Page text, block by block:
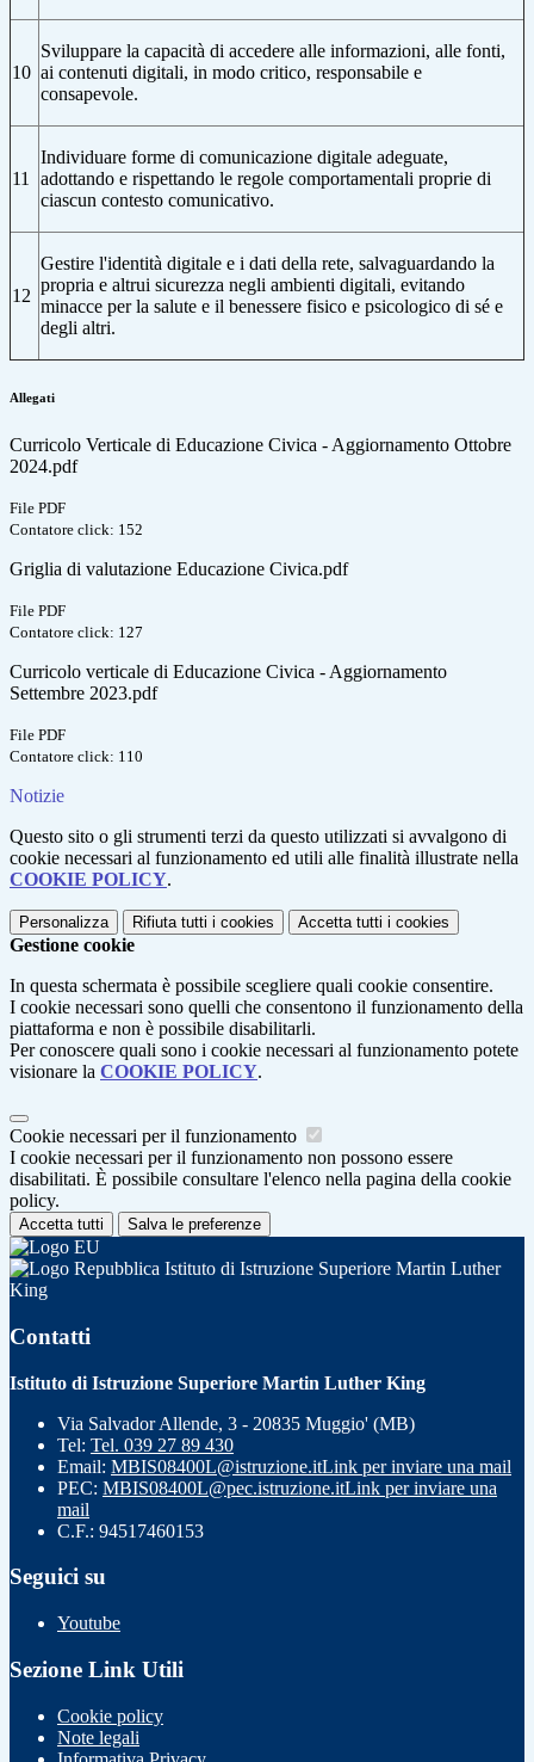
10
Sviluppare la capacità di accedere alle informazioni, alle fonti,
ai contenuti digitali, in modo critico, responsabile e
consapevole.
11
Individuare forme di comunicazione digitale adeguate,
adottando e rispettando le regole comportamentali proprie di
ciascun contesto comunicativo.
12
Gestire l'identità digitale e i dati della rete, salvaguardando la
propria e altrui sicurezza negli ambienti digitali, evitando
minacce per la salute e il benessere fisico e psicologico di sé e
degli altri.
Allegati
Curricolo Verticale di Educazione Civica - Aggiornamento Ottobre
2024.pdf
File PDF
Contatore click: 152
Griglia di valutazione Educazione Civica.pdf
File PDF
Contatore click: 127
Curricolo verticale di Educazione Civica - Aggiornamento
Settembre 2023.pdf
File PDF
Contatore click: 110
Notizie
Questo sito o gli strumenti terzi da questo utilizzati si avvalgono di
cookie necessari al funzionamento ed utili alle finalità illustrate nella
COOKIE POLICY.
Personalizza Rifiuta tutti i cookies Accetta tutti i cookies
Gestione cookie
In questa schermata è possibile scegliere quali cookie consentire.
I cookie necessari sono quelli che consentono il funzionamento della
piattaforma e non è possibile disabilitarli.
Per conoscere quali sono i cookie necessari al funzionamento potete
visionare la COOKIE POLICY.
Cookie necessari per il funzionamento
I cookie necessari per il funzionamento non possono essere
disabilitati. È possibile consultare l'elenco nella pagina della cookie
policy.
Accetta tutti Salva le preferenze
Istituto di Istruzione Superiore Martin Luther
King
Contatti
Istituto di Istruzione Superiore Martin Luther King
Via Salvador Allende, 3 - 20835 Muggio' (MB)
Tel: Tel. 039 27 89 430
Email: MBIS08400L@istruzione.itLink per inviare una mail
PEC: MBIS08400L@pec.istruzione.itLink per inviare una
mail
C.F.: 94517460153
Seguici su
Youtube
Sezione Link Utili
Cookie policy
Note legali